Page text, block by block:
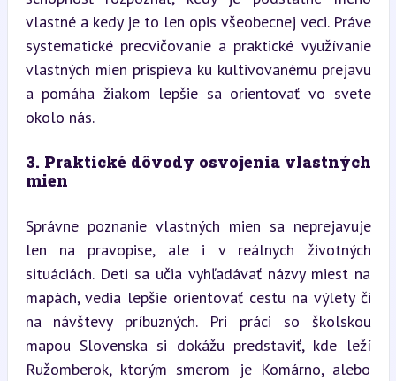
vlastné a kedy je to len opis všeobecnej veci. Práve
systematické precvičovanie a praktické využívanie
vlastných mien prispieva ku kultivovanému prejavu
a pomáha žiakom lepšie sa orientovať vo svete
okolo nás.
3. Praktické dôvody osvojenia vlastných
mien
Správne poznanie vlastných mien sa neprejavuje
len na pravopise, ale i v reálnych životných
situáciách. Deti sa učia vyhľadávať názvy miest na
mapách, vedia lepšie orientovať cestu na výlety či
na návštevy príbuzných. Pri práci so školskou
mapou Slovenska si dokážu predstaviť, kde leží
Ružomberok, ktorým smerom je Komárno, alebo